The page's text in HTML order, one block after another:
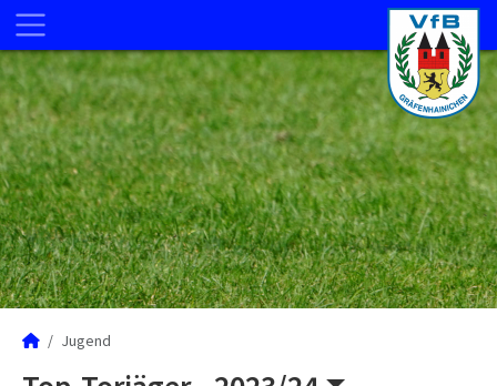
Jugend